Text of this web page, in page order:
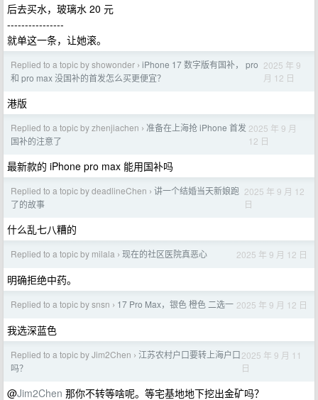
后去买水，玻璃水 20 元
----------------
就单这一条，让她滚。
Replied to a topic by showonder › iPhone 17 数字版有国补， pro
和 pro max 没国补的首发怎么买更便宜？
2025 年 9
月 12 日
港版
Replied to a topic by zhenjiachen › 准备在上海抢 iPhone 首发
国补的注意了
2025 年 9 月
12 日
最新款的 iPhone pro max 能用国补吗
Replied to a topic by deadlineChen › 讲一个结婚当天新娘跑
了的故事
2025 年 9 月 12
日
什么乱七八糟的
Replied to a topic by milala › 现在的社区医院真恶心 2025 年 9 月 12 日
明确拒绝中药。
Replied to a topic by snsn › 17 Pro Max，银色 橙色 二选一 2025 年 9 月 12 日
我选深蓝色
Replied to a topic by Jim2Chen › 江苏农村户口要转上海户口
吗？
2025 年 9 月 11
日
@Jim2Chen 那你不转等啥呢。等宅基地地下挖出金矿吗？